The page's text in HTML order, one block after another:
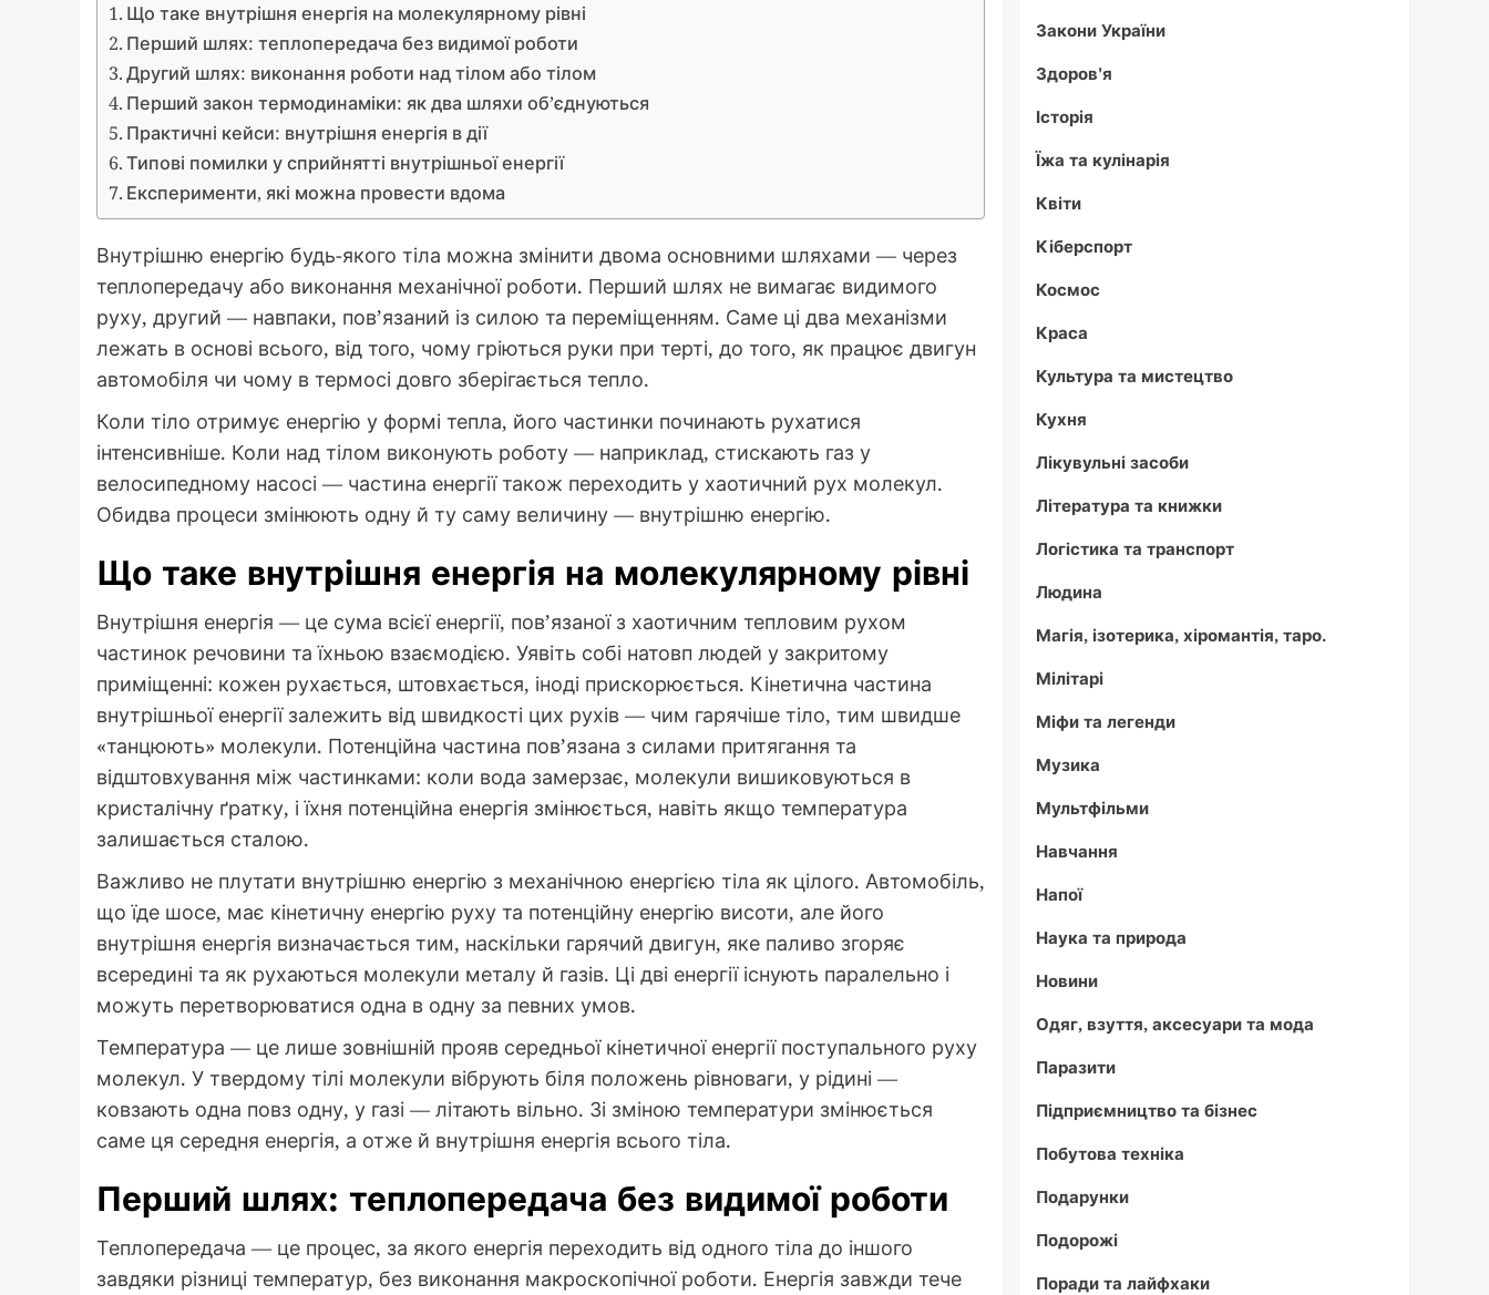
Що таке внутрішня енергія на молекулярному рівні
Перший шлях: теплопередача без видимої роботи
Другий шлях: виконання роботи над тілом або тілом
Перший закон термодинаміки: як два шляхи об’єднуються
Практичні кейси: внутрішня енергія в дії
Типові помилки у сприйнятті внутрішньої енергії
Експерименти, які можна провести вдома
Внутрішню енергію будь-якого тіла можна змінити двома основними шляхами — через
теплопередачу або виконання механічної роботи. Перший шлях не вимагає видимого
руху, другий — навпаки, пов’язаний із силою та переміщенням. Саме ці два механізми
лежать в основі всього, від того, чому гріються руки при терті, до того, як працює двигун
автомобіля чи чому в термосі довго зберігається тепло.
Коли тіло отримує енергію у формі тепла, його частинки починають рухатися
інтенсивніше. Коли над тілом виконують роботу — наприклад, стискають газ у
велосипедному насосі — частина енергії також переходить у хаотичний рух молекул.
Обидва процеси змінюють одну й ту саму величину — внутрішню енергію.
Що таке внутрішня енергія на молекулярному рівні
Внутрішня енергія — це сума всієї енергії, пов’язаної з хаотичним тепловим рухом
частинок речовини та їхньою взаємодією. Уявіть собі натовп людей у закритому
приміщенні: кожен рухається, штовхається, іноді прискорюється. Кінетична частина
внутрішньої енергії залежить від швидкості цих рухів — чим гарячіше тіло, тим швидше
«танцюють» молекули. Потенційна частина пов’язана з силами притягання та
відштовхування між частинками: коли вода замерзає, молекули вишиковуються в
кристалічну ґратку, і їхня потенційна енергія змінюється, навіть якщо температура
залишається сталою.
Важливо не плутати внутрішню енергію з механічною енергією тіла як цілого. Автомобіль,
що їде шосе, має кінетичну енергію руху та потенційну енергію висоти, але його
внутрішня енергія визначається тим, наскільки гарячий двигун, яке паливо згоряє
всередині та як рухаються молекули металу й газів. Ці дві енергії існують паралельно і
можуть перетворюватися одна в одну за певних умов.
Температура — це лише зовнішній прояв середньої кінетичної енергії поступального руху
молекул. У твердому тілі молекули вібрують біля положень рівноваги, у рідині —
ковзають одна повз одну, у газі — літають вільно. Зі зміною температури змінюється
саме ця середня енергія, а отже й внутрішня енергія всього тіла.
Перший шлях: теплопередача без видимої роботи
Теплопередача — це процес, за якого енергія переходить від одного тіла до іншого
завдяки різниці температур, без виконання макроскопічної роботи. Енергія завжди тече
Закони України
Здоров'я
Історія
Їжа та кулінарія
Квіти
Кіберспорт
Космос
Краса
Культура та мистецтво
Кухня
Лікувульні засоби
Література та книжки
Логістика та транспорт
Людина
Магія, ізотерика, хіромантія, таро.
Мілітарі
Міфи та легенди
Музика
Мультфільми
Навчання
Напої
Наука та природа
Новини
Одяг, взуття, аксесуари та мода
Паразити
Підприємництво та бізнес
Побутова техніка
Подарунки
Подорожі
Поради та лайфхаки